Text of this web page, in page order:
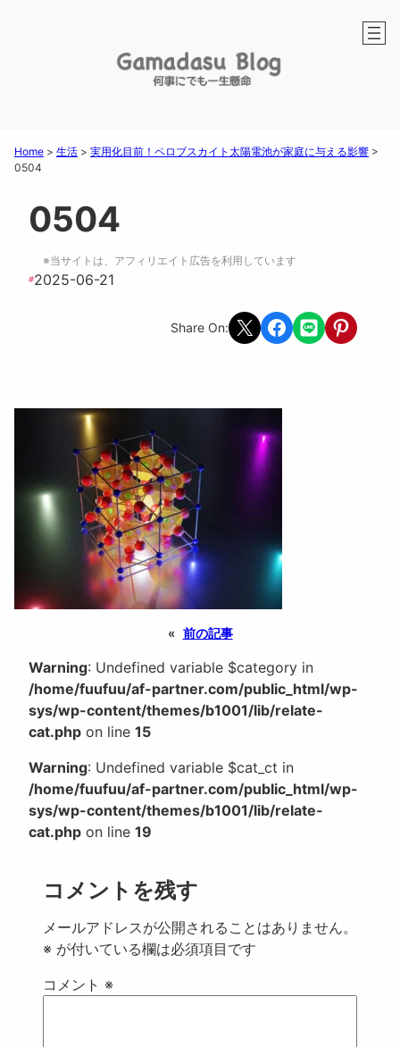
Home > 生活 > 実用化目前！ペロブスカイト太陽電池が家庭に与える影響 >
0504
0504
※当サイトは、アフィリエイト広告を利用しています
#2025-06-21
Share On: Share on X Share on Facebook
Share on LINEShare on
« 前の記事
Warning: Undefined variable $category in
/home/fuufuu/af-partner.com/public_html/wp-
sys/wp-content/themes/b1001/lib/relate-
cat.php on line 15
Warning: Undefined variable $cat_ct in
/home/fuufuu/af-partner.com/public_html/wp-
sys/wp-content/themes/b1001/lib/relate-
cat.php on line 19
コメントを残す
メールアドレスが公開されることはありません。
※ が付いている欄は必須項目です
コメント ※